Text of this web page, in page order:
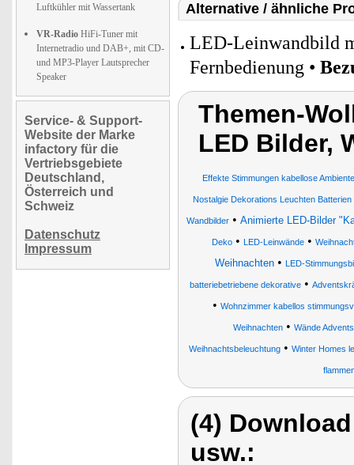
Luftkühler mit Wassertank
VR-Radio HiFi-Tuner mit
Internetradio und DAB+, mit CD-
und MP3-Player Lautsprecher
Speaker
Service- & Support-
Website der Marke
infactory für die
Vertriebsgebiete
Deutschland,
Österreich und
Schweiz
Datenschutz
Impressum
Alternative / ähnliche
LED-Leinwandbild
Fernbedienung •
Themen-
LED Bilder,
Effekte Stimmungen kabellose
Nostalgie Dekorations Leuchten
Wandbilder • Animierte LED-Bilder
Deko• LED-Leinwände•
Weihnachten• LED-
batteriebetriebene dekorative•
• Wohnzimmer kabellos
Weihnachten • Wände
Weihnachtsbeleuchtung• Winter Homes
(4)
usw.: